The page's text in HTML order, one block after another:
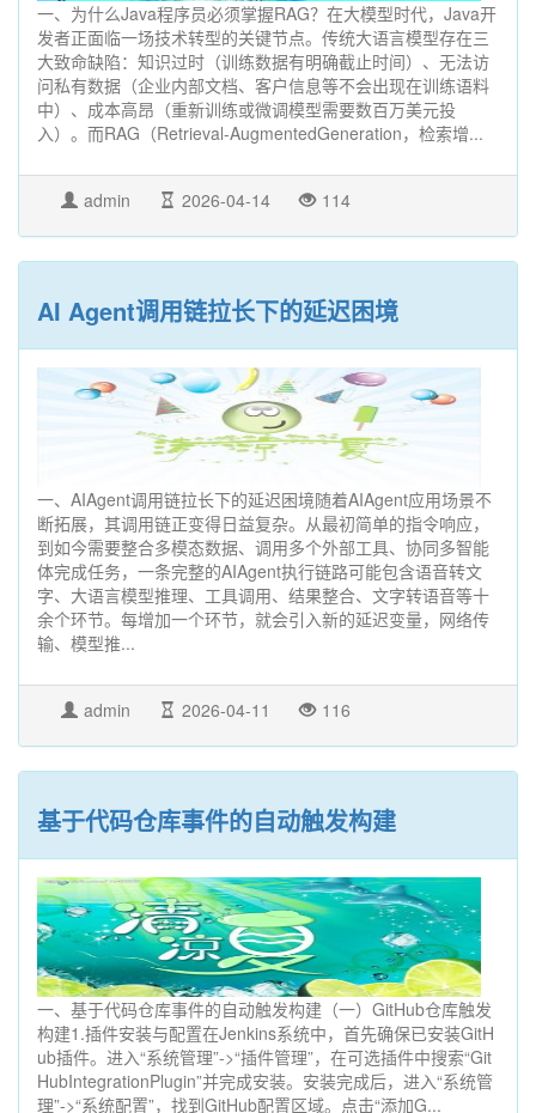
一、为什么Java程序员必须掌握RAG？在大模型时代，Java开
发者正面临一场技术转型的关键节点。传统大语言模型存在三
大致命缺陷：知识过时（训练数据有明确截止时间）、无法访
问私有数据（企业内部文档、客户信息等不会出现在训练语料
中）、成本高昂（重新训练或微调模型需要数百万美元投
入）。而RAG（Retrieval-AugmentedGeneration，检索增...
admin 2026-04-14 114
AI Agent调用链拉长下的延迟困境
一、AIAgent调用链拉长下的延迟困境随着AIAgent应用场景不
断拓展，其调用链正变得日益复杂。从最初简单的指令响应，
到如今需要整合多模态数据、调用多个外部工具、协同多智能
体完成任务，一条完整的AIAgent执行链路可能包含语音转文
字、大语言模型推理、工具调用、结果整合、文字转语音等十
余个环节。每增加一个环节，就会引入新的延迟变量，网络传
输、模型推...
admin 2026-04-11 116
基于代码仓库事件的自动触发构建
一、基于代码仓库事件的自动触发构建（一）GitHub仓库触发
构建1.插件安装与配置在Jenkins系统中，首先确保已安装GitH
ub插件。进入“系统管理”->“插件管理”，在可选插件中搜索“Git
HubIntegrationPlugin”并完成安装。安装完成后，进入“系统管
理”->“系统配置”，找到GitHub配置区域。点击“添加G...